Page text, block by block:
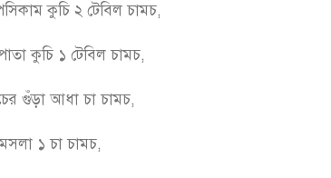
কুচি ২ টেবিল চামচ,
কুচি ১ টেবিল চামচ,
গুঁড়া আধা চা চামচ,
১ চা চামচ,